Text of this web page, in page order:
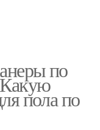
по
пола по